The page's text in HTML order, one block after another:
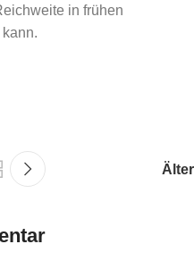
in frühen
Älter